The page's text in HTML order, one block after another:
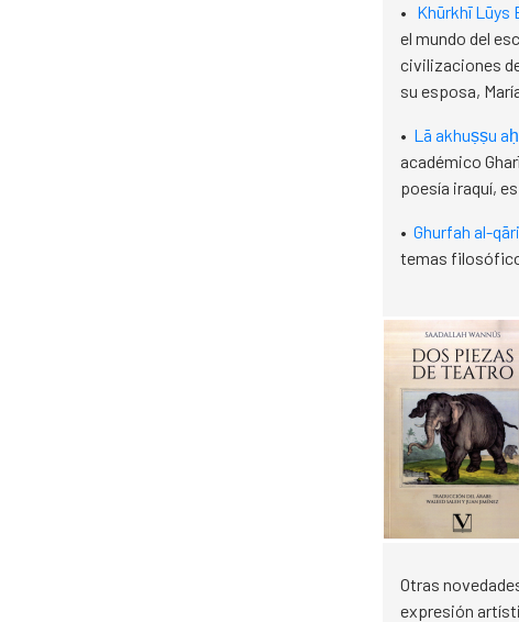
• Khūrkhī Lūys
el mundo del
civilizaciones
su esposa,
• Lā akhuṣṣu
académico
poesía iraquí,
• Ghurfah al-
temas
Otras
expresión